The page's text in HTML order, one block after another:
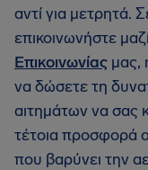
αντί για μετρητά.
επικοινωνήστε
Επικοινωνίας μας,
να δώσετε τη
αιτημάτων να σας
τέτοια προσφορά
που βαρύνει την